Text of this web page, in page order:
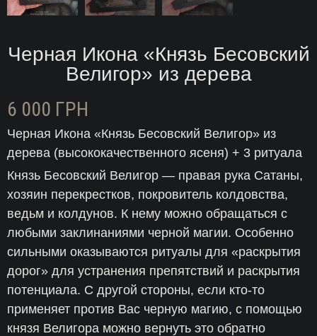
Черная Икона «Князь Бесовский
Велигор» из дерева
6 000 ГРН
Черная Икона «Князь Бесовский Велигор» из
дерева (высококачественного ясеня) + 3 ритуала
Князь Бесовский Велигор — правая рука Сатаны,
хозяин перекрестков, покровитель колдовства,
ведьм и колдунов. К нему можно обращаться с
любыми заклинаниями черной магии. Особенно
сильными оказываются ритуалы для «раскрытия
дорог» для устранения препятствий и раскрытия
потенциала. С другой стороны, если кто-то
применяет против Вас черную магию, с помощью
князя Велигора можно вернуть это обратно